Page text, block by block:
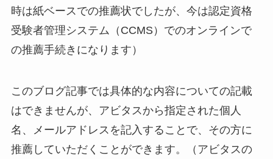
時は紙ベースでの推薦状でしたが、今は認定資格
受験者管理システム（CCMS）でのオンラインで
の推薦手続きになります）
このブログ記事では具体的な内容についての記載
はできませんが、アビタスから指定された個人
名、メールアドレスを記入することで、その方に
推薦していただくことができます。（アビタスの